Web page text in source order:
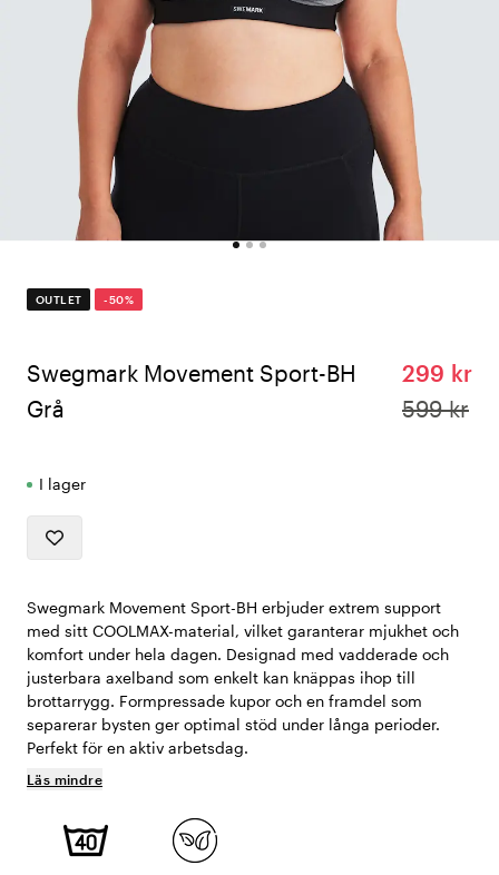
OUTLET -50%
Swegmark Movement Sport-BH
Grå
299 kr
599 kr
I lager
Swegmark Movement Sport-BH erbjuder extrem support
med sitt COOLMAX-material, vilket garanterar mjukhet och
komfort under hela dagen. Designad med vadderade och
justerbara axelband som enkelt kan knäppas ihop till
brottarrygg. Formpressade kupor och en framdel som
separerar bysten ger optimal stöd under långa perioder.
Perfekt för en aktiv arbetsdag.
Läs mindre